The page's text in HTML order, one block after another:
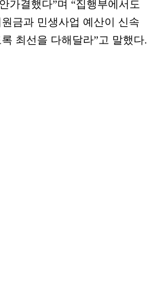
가결했다”며 “집행부에서도
금과 민생사업 예산이 신속
최선을 다해달라”고 말했다.